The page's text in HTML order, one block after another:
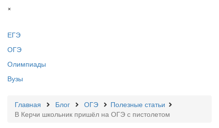
×
ЕГЭ
ОГЭ
Олимпиады
Вузы
Главная Блог ОГЭ
Полезные статьи
В Керчи школьник пришёл на ОГЭ с пистолетом